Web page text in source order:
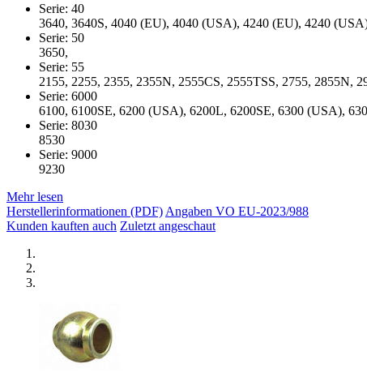
Serie: 40
3640, 3640S, 4040 (EU), 4040 (USA), 4240 (EU), 4240
Serie: 50
3650,
Serie: 55
2155, 2255, 2355, 2355N, 2555CS, 2555TSS, 2755, 2855N,
Serie: 6000
6100, 6100SE, 6200 (USA), 6200L, 6200SE, 6300 (USA),
Serie: 8030
8530
Serie: 9000
9230
Mehr lesen
Herstellerinformationen (PDF) Angaben VO EU-2023/988
Kunden kauften auch Zuletzt angeschaut